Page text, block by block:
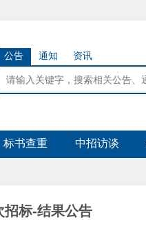
公告 通知 资讯
标书查重 中招访谈
招标-结果公告